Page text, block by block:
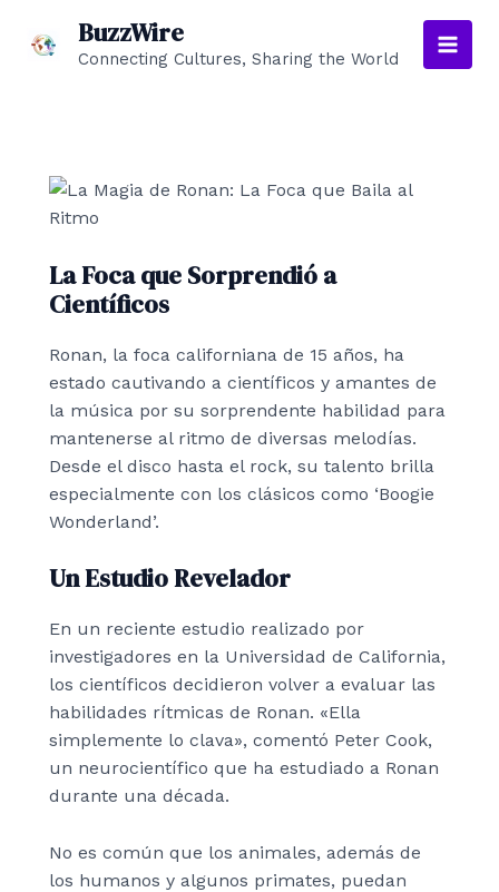
contenido
BuzzWire
Connecting Cultures, Sharing the World
Main
La Foca que Sorprendió a
Científicos
Ronan, la foca californiana de 15 años, ha
estado cautivando a científicos y amantes de
la música por su sorprendente habilidad para
mantenerse al ritmo de diversas melodías.
Desde el disco hasta el rock, su talento brilla
especialmente con los clásicos como ‘Boogie
Wonderland’.
Un Estudio Revelador
En un reciente estudio realizado por
investigadores en la Universidad de California,
los científicos decidieron volver a evaluar las
habilidades rítmicas de Ronan. «Ella
simplemente lo clava», comentó Peter Cook,
un neurocientífico que ha estudiado a Ronan
durante una década.
No es común que los animales, además de
los humanos y algunos primates, puedan